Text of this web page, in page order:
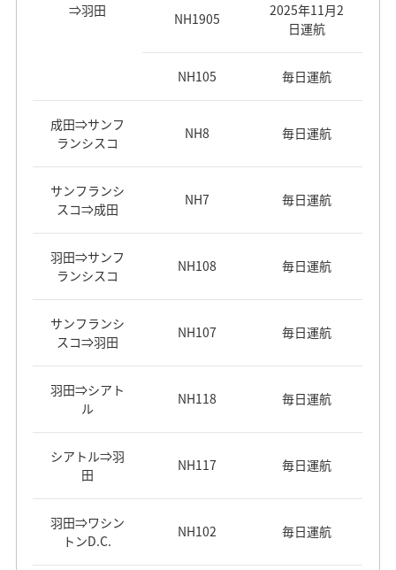
⇒羽田
NH1905
2025年11月2
日運航
NH105 毎日運航
成田⇒サンフ
ランシスコ
NH8 毎日運航
サンフランシ
スコ⇒成田
NH7 毎日運航
羽田⇒サンフ
ランシスコ
NH108 毎日運航
サンフランシ
スコ⇒羽田
NH107 毎日運航
羽田⇒シアト
ル
NH118 毎日運航
シアトル⇒羽
田
NH117 毎日運航
羽田⇒ワシン
トンD.C.
NH102 毎日運航